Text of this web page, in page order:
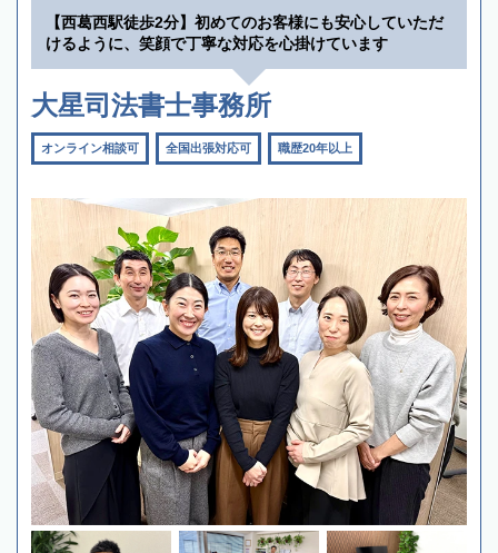
【西葛西駅徒歩2分】初めてのお客様にも安心していただ
けるように、笑顔で丁寧な対応を心掛けています
大星司法書士事務所
オンライン相談可 全国出張対応可 職歴20年以上